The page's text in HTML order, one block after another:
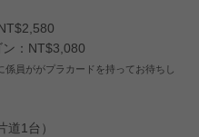
：NT$3,080
員ががプラカードを持ってお待ちし
道1台）